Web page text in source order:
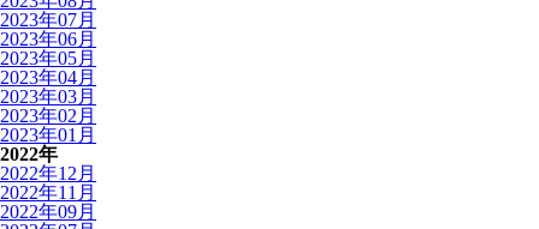
2023年07月
2023年06月
2023年05月
2023年04月
2023年03月
2023年02月
2023年01月
2022年
2022年12月
2022年11月
2022年09月